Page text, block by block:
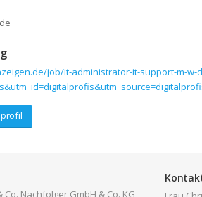
job/it-administrator-it-support-m-w-
Co. Nachfolger GmbH & Co. KG